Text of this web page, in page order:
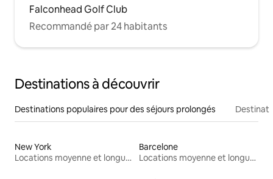
Falconhead Golf Club
Recommandé par 24 habitants
Destinations à découvrir
Destinations populaires pour des séjours prolongés
New York
Locations moyenne et longue durée
Barcelone
Locations moyenne et longue durée